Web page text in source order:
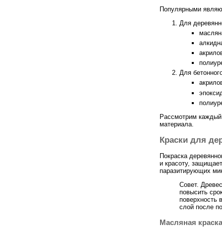
Популярными
Для
Для
Рассмотрим
материала.
Краски для
Покраска
и красоту,
паразитирующих
Совет.
повысить
поверхность
слой после
Масляная краска